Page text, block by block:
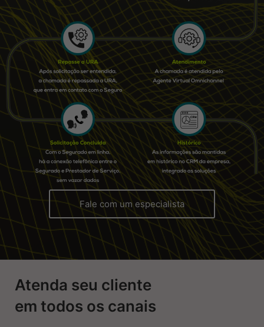
Fale com um especialista
Atenda seu cliente
em todos os canais